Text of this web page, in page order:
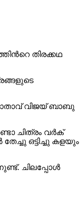
തിരക്കഥ
വിജയ് ബാബു
ചിത്രം വർക്
ഒട്ടിച്ചു കളയും
ചിലപ്പോൾ